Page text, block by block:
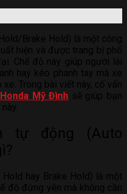
Honda Mỹ Đình